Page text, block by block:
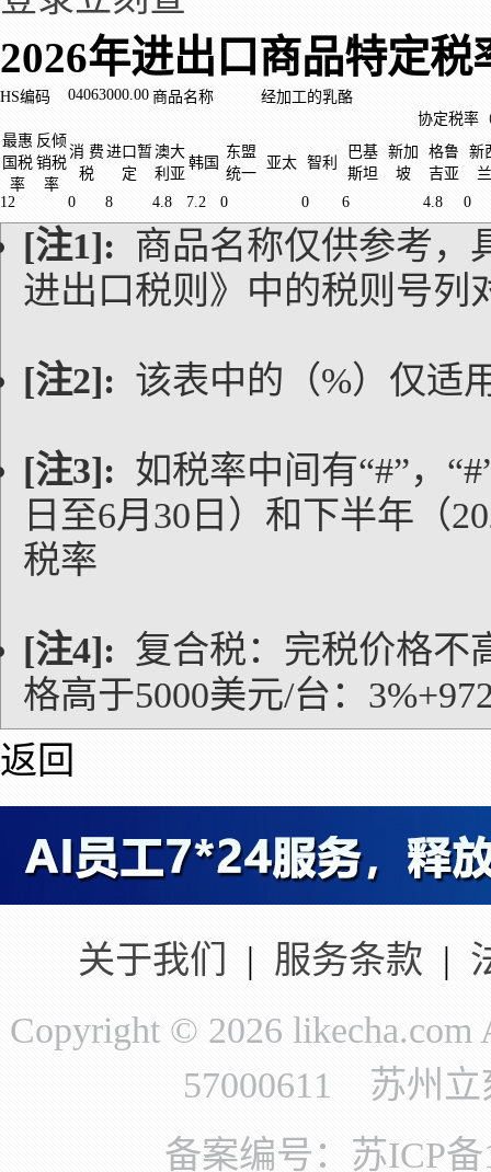
2026年进出口商品特定税
HS编码 04063000.00 商品名称
经加工的乳酪
协定税率
最惠
国税
率
反倾
销税
率
消 费
税
进口暂
定
澳大
利亚
韩国
东盟
统一
亚太 智利
巴基
斯坦
新加
坡
格鲁
吉亚
新
兰
12
0 8 4.8 7.2 0 0 6 4.8 0
[注1]: 商品名称仅供参考，
进出口税则》中的税则号列
[注2]: 该表中的（%）仅适
[注3]: 如税率中间有“#”，
日至6月30日）和下半年（
税率
[注4]: 复合税：完税价格不
格高于5000美元/台：
返回
关于我们 | 服务条款 |
Copyright © 2026 likecha.com
57000611 苏州立
备案编号：苏ICP备